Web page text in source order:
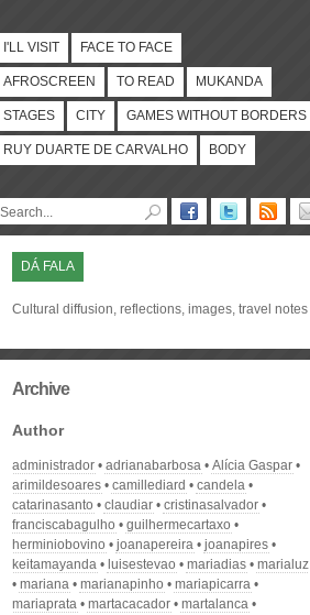
I'LL VISIT FACE TO FACE
AFROSCREEN TO READ MUKANDA
STAGES CITY GAMES WITHOUT BORDERS
RUY DUARTE DE CARVALHO BODY
DÁ FALA
Cultural diffusion, reflections, images, travel notes
Archive
Author
administrador adrianabarbosa
Alícia Gaspar
arimildesoares
camillediard
candela
catarinasanto
claudiar
cristinasalvador
franciscabagulho
guilhermecartaxo
herminiobovino
joanapereira
joanapires
keitamayanda
luisestevao mariadias
marialuz
mariana
marianapinho
mariapicarra
mariaprata
martacacador
martalanca